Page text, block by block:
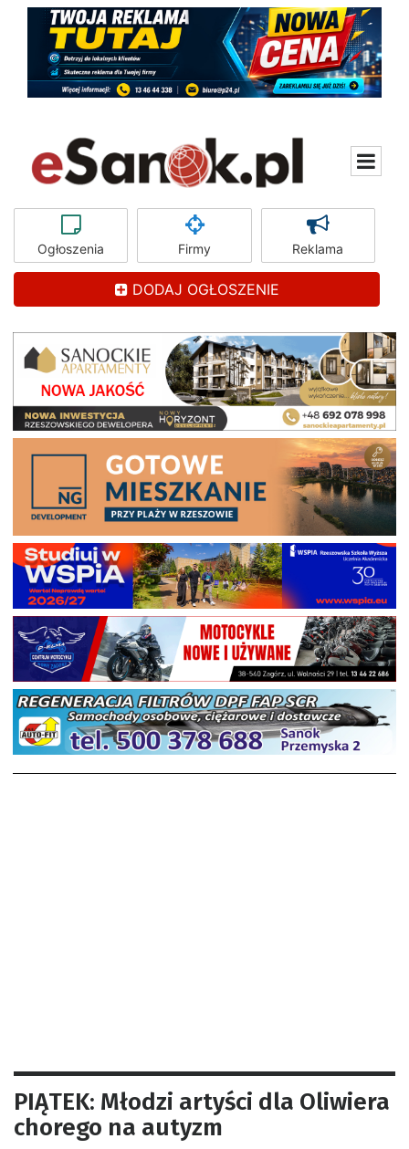
Ogłoszenia Firmy Reklama
DODAJ OGŁOSZENIE
PIĄTEK: Młodzi artyści dla Oliwiera
chorego na autyzm